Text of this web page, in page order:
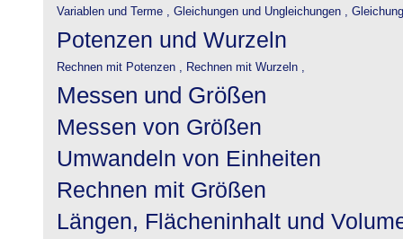
Variablen und Terme , Gleichungen und Ungleichungen ,
Potenzen und Wurzeln
Rechnen mit Potenzen , Rechnen mit Wurzeln ,
Messen und Größen
Messen von Größen
Umwandeln von Einheiten
Rechnen mit Größen
Längen, Flächeninhalt und